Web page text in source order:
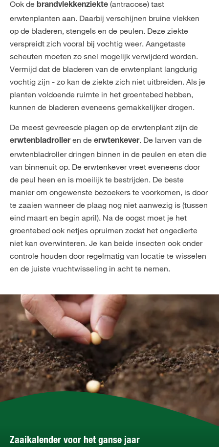
Ook de brandvlekkenziekte (antracose) tast
erwtenplanten aan. Daarbij verschijnen bruine vlekken
op de bladeren, stengels en de peulen. Deze ziekte
verspreidt zich vooral bij vochtig weer. Aangetaste
scheuten moeten zo snel mogelijk verwijderd worden.
Vermijd dat de bladeren van de erwtenplant langdurig
vochtig zijn - zo kan de ziekte zich niet uitbreiden. Als je
planten voldoende ruimte in het groentebed hebben,
kunnen de bladeren eveneens gemakkelijker drogen.
De meest gevreesde plagen op de erwtenplant zijn de
erwtenbladrolleren de erwtenkever. De larven van de
erwtenbladroller dringen binnen in de peulen en eten die
van binnenuit op. De erwtenkever vreet eveneens door
de peul heen en is moeilijk te bestrijden. De beste
manier om ongewenste bezoekers te voorkomen, is door
te zaaien wanneer de plaag nog niet aanwezig is (tussen
eind maart en begin april). Na de oogst moet je het
groentebed ook netjes opruimen zodat het ongedierte
niet kan overwinteren. Je kan beide insecten ook onder
controle houden door regelmatig van locatie te wisselen
en de juiste vruchtwisseling in acht te nemen.
Zaaikalender voor het ganse jaar